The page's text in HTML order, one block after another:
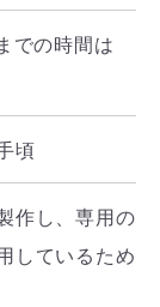
での時間は
頃
作し、専用の
しているため